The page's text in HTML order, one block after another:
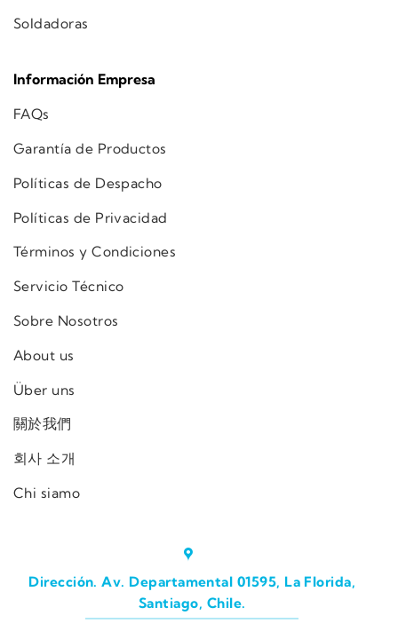
Soldadoras
Información Empresa
FAQs
Garantía de Productos
Políticas de Despacho
Políticas de Privacidad
Términos y Condiciones
Servicio Técnico
Sobre Nosotros
About us
Über uns
關於我們
회사 소개
Chi siamo
Dirección. Av. Departamental 01595, La Florida,
Santiago, Chile.